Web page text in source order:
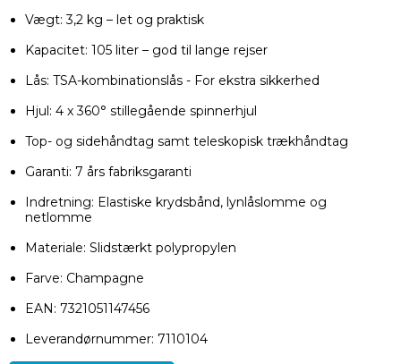
Vægt: 3,2 kg – let og praktisk
Kapacitet: 105 liter – god til lange rejser
Lås: TSA-kombinationslås - For ekstra sikkerhed
Hjul: 4 x 360° stillegående spinnerhjul
Top- og sidehåndtag samt teleskopisk trækhåndtag
Garanti: 7 års fabriksgaranti
Indretning: Elastiske krydsbånd, lynlåslomme og
netlomme
Materiale: Slidstærkt polypropylen
Farve: Champagne
EAN: 7321051147456
Leverandørnummer: 7110104